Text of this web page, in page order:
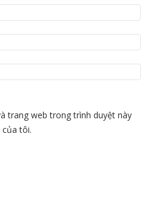
trang web trong trình duyệt này
của tôi.